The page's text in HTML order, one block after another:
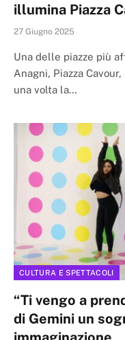
illumina Piazza
27 Giugno 2025
Una delle piazze più
Anagni, Piazza
una volta la…
CULTURA E SPETTACOLI
“Ti vengo a
di Gemini un